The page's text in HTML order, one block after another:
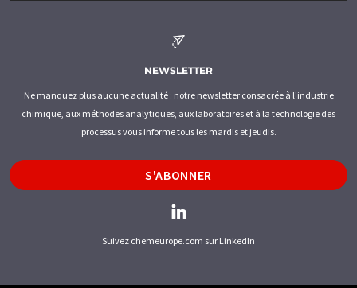
NEWSLETTER
Ne manquez plus aucune actualité : notre newsletter consacrée à l'industrie
chimique, aux méthodes analytiques, aux laboratoires et à la technologie des
processus vous informe tous les mardis et jeudis.
S'ABONNER
Suivez chemeurope.com sur LinkedIn